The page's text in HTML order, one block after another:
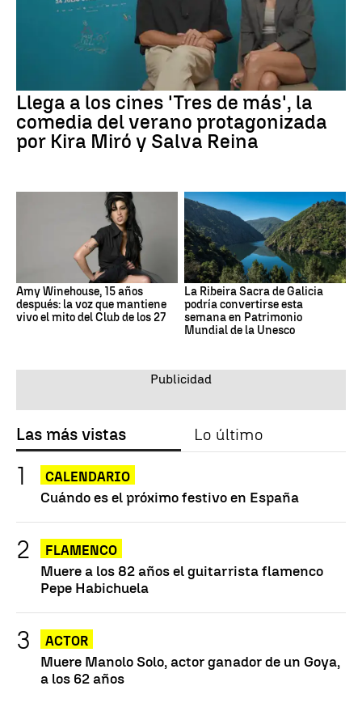
Llega a los cines 'Tres de más', la
comedia del verano protagonizada
por Kira Miró y Salva Reina
Amy Winehouse, 15 años
después: la voz que mantiene
vivo el mito del Club de los 27
La Ribeira Sacra de Galicia
podría convertirse esta
semana en Patrimonio
Mundial de la Unesco
Las más vistas Lo último
CALENDARIO
Cuándo es el próximo festivo en España
FLAMENCO
Muere a los 82 años el guitarrista flamenco
Pepe Habichuela
ACTOR
Muere Manolo Solo, actor ganador de un Goya,
a los 62 años